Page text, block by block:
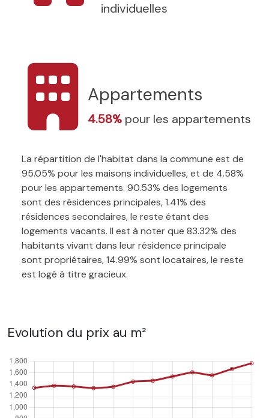
individuelles
Appartements
4.58% pour les appartements
La répartition de l'habitat dans la commune est de
95.05% pour les maisons individuelles, et de 4.58%
pour les appartements. 90.53% des logements
sont des résidences principales, 1.41% des
résidences secondaires, le reste étant des
logements vacants. Il est à noter que 83.32% des
habitants vivant dans leur résidence principale
sont propriétaires, 14.99% sont locataires, le reste
est logé à titre gracieux.
Evolution du prix au m²